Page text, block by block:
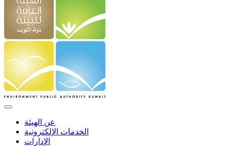
عن الهيئة
الخدمات الإلكترونية
الإدارات